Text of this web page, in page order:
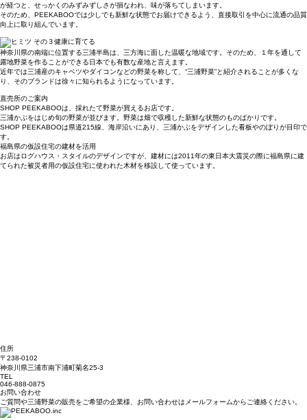
が経つと、せっかくのみずみずしさが損なわれ、味が落ちてしまいます。
そのため、PEEKABOOでは少しでも新鮮な状態でお届けできるよう、直接取引を中心に流通の品質
向上に取り組んでいます。
神奈川県の南端に位置する三浦半島は、三方海に面した温暖な地域です。そのため、１年を通して
露地野菜を作ることができる日本でも有数な産地と言えます。
近年では三浦産のキャベツやダイコンなどの野菜を称して、“三浦野菜”と紹介されることが多くな
り、そのブランドは徐々に知られるようになっています。
直売所のご案内
SHOP PEEKABOOは、採れたて野菜が買えるお店です。
三浦かぶをはじめ旬の野菜が並びます。野菜は畑で収穫した新鮮な状態のものばかりです。
SHOP PEEKABOOは県道215線、海岸沿いにあり、三浦かぶをデザインした看板やのぼりが目印で
す。
福島県の仮設住宅の建材を活用
お店はログハウス・スタイルのデザインですが、建材には2011年の東日本大震災の際に福島県に建
てられた被災者用の仮設住宅に使われた木材を移設して使っています。
住所
〒238-0102
神奈川県三浦市南下浦町菊名25-3
TEL
046-888-0875
お問い合わせ
ご質問や三浦野菜の販売をご希望の企業様、 お問い合わせは メールフォームからご連絡ください。